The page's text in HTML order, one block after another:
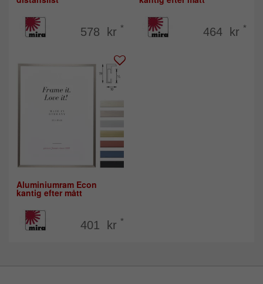
578 kr * 464 kr *
Aluminiumram Econ
kantig efter mått
401 kr *